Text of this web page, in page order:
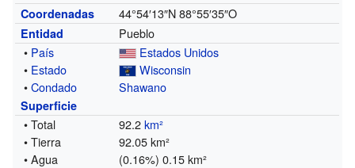
Coordenadas 44°54′13″N 88°55′35″O
Entidad
Pueblo
• País
Estados Unidos
• Estado
Wisconsin
•Condado Shawano
Superficie
• Total 92.2km²
• Tierra
92.05 km²
• Agua
(0.16%) 0.15 km²